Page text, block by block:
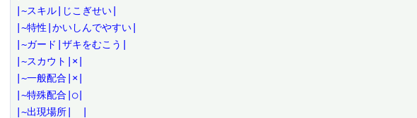
|~スキル|じこぎせい|
|~特性|かいしんでやすい|
|~ガード|ザキをむこう|
|~スカウト|×|
|~一般配合|×|
|~特殊配合|○|
|~出現場所|　|